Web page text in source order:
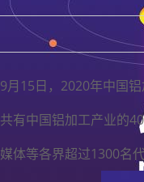
9月15日，2020年中国
共有中国铝加工产业的
媒体等各界超过1300名